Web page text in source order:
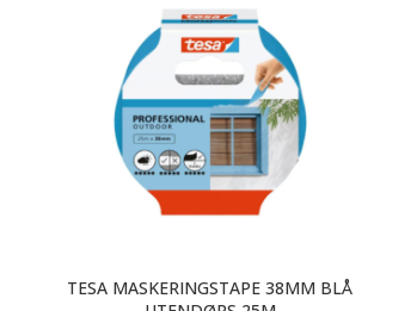
TESA MASKERINGSTAPE 38MM BLÅ